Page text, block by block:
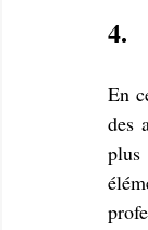
4.
En
des
plus